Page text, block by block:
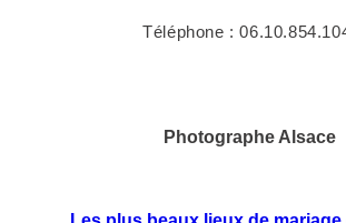
Téléphone :
Photographe Alsace